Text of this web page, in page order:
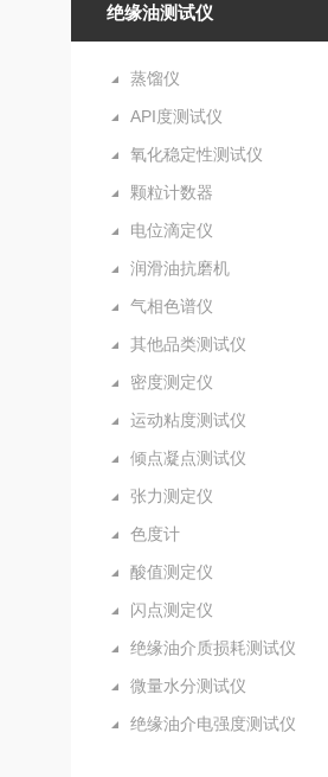
绝缘油测试仪
蒸馏仪
API度测试仪
氧化稳定性测试仪
颗粒计数器
电位滴定仪
润滑油抗磨机
气相色谱仪
其他品类测试仪
密度测定仪
运动粘度测试仪
倾点凝点测试仪
张力测定仪
色度计
酸值测定仪
闪点测定仪
绝缘油介质损耗测试仪
微量水分测试仪
绝缘油介电强度测试仪